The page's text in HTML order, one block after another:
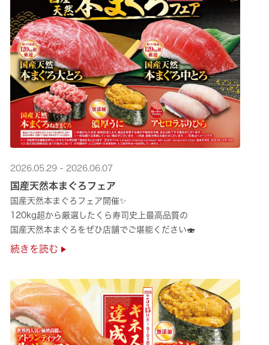
2026.05.29 - 2026.06.07
国産天然本まぐろフェア
国産天然本まぐろフェア開催✨
120kg超から厳選したくら寿司史上最高品質の
国産天然本まぐろをぜひ店舗でご堪能ください🍣
続きを読む